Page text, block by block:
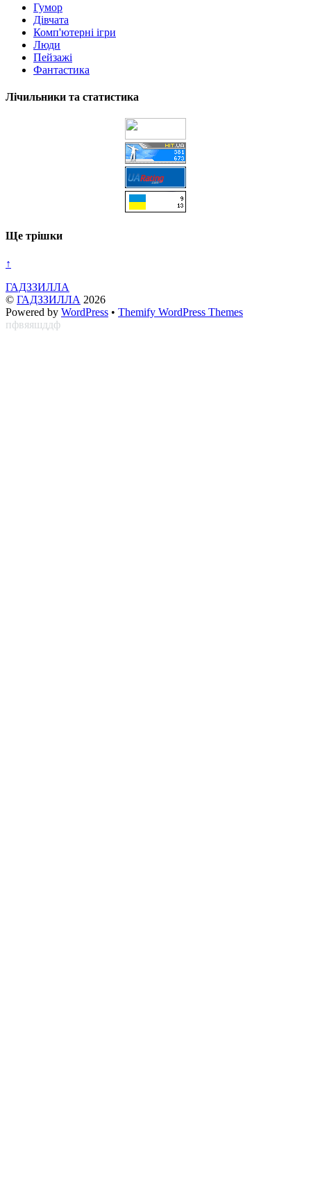
Гумор
Дівчата
Комп'ютерні ігри
Люди
Пейзажі
Фантастика
Лічильники та статистика
Ще трішки
↑
ГАДЗЗИЛЛА
© ГАДЗЗИЛЛА 2026
Powered by WordPress • Themify WordPress Themes
пфвяяшддф